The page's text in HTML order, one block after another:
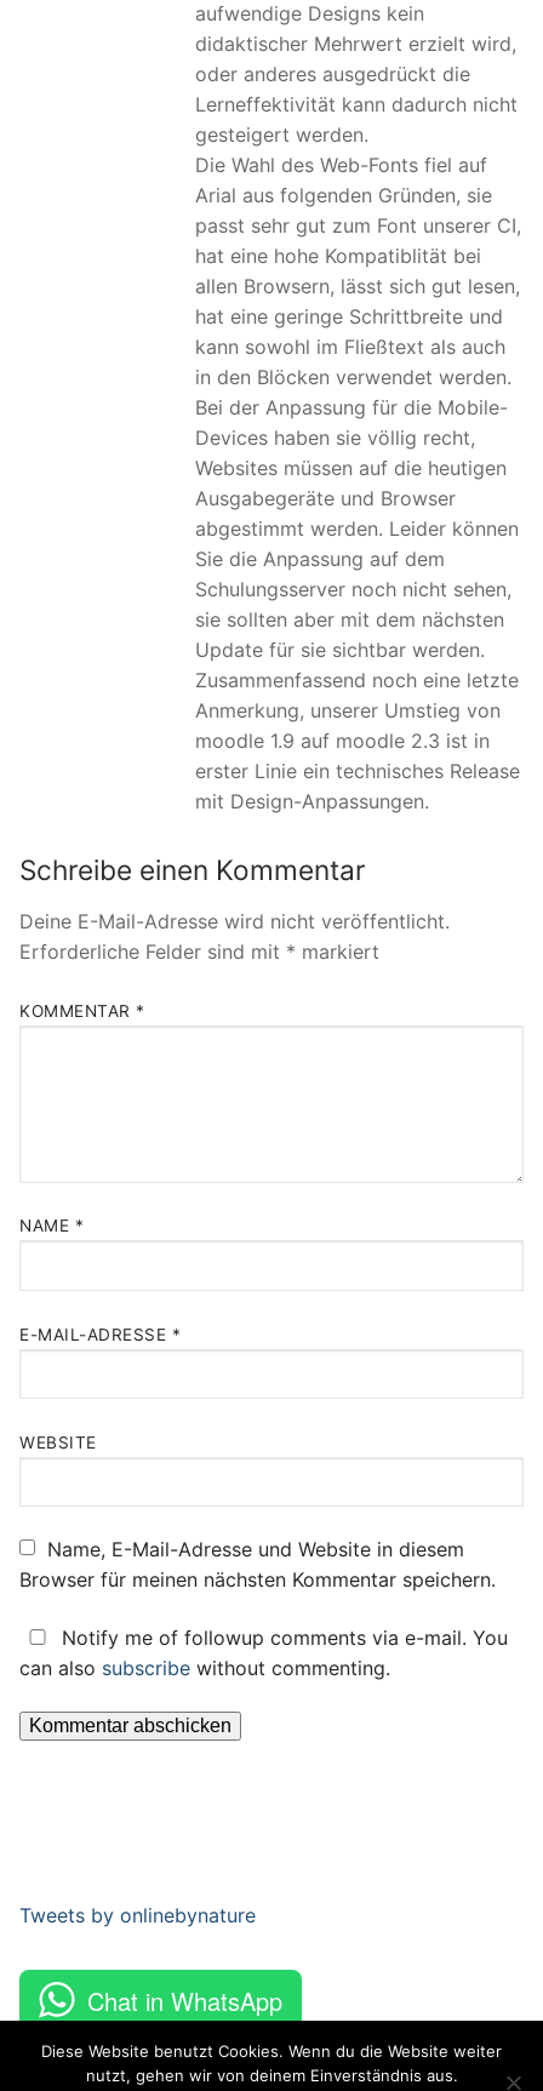
aufwendige Designs kein
didaktischer Mehrwert erzielt wird,
oder anderes ausgedrückt die
Lerneffektivität kann dadurch nicht
gesteigert werden.
Die Wahl des Web-Fonts fiel auf
Arial aus folgenden Gründen, sie
passt sehr gut zum Font unserer CI,
hat eine hohe Kompatiblität bei
allen Browsern, lässt sich gut lesen,
hat eine geringe Schrittbreite und
kann sowohl im Fließtext als auch
in den Blöcken verwendet werden.
Bei der Anpassung für die Mobile-
Devices haben sie völlig recht,
Websites müssen auf die heutigen
Ausgabegeräte und Browser
abgestimmt werden. Leider können
Sie die Anpassung auf dem
Schulungsserver noch nicht sehen,
sie sollten aber mit dem nächsten
Update für sie sichtbar werden.
Zusammenfassend noch eine letzte
Anmerkung, unserer Umstieg von
moodle 1.9 auf moodle 2.3 ist in
erster Linie ein technisches Release
mit Design-Anpassungen.
Schreibe einen Kommentar
Deine E-Mail-Adresse wird nicht veröffentlicht.
Erforderliche Felder sind mit * markiert
KOMMENTAR *
NAME *
E-MAIL-ADRESSE *
WEBSITE
Name, E-Mail-Adresse und Website in diesem
Browser für meinen nächsten Kommentar speichern.
Notify me of followup comments via e-mail. You
can also subscribe without commenting.
Tweets by onlinebynature
Chat in WhatsApp
Diese Website benutzt Cookies. Wenn du die Website weiter
nutzt, gehen wir von deinem Einverständnis aus.